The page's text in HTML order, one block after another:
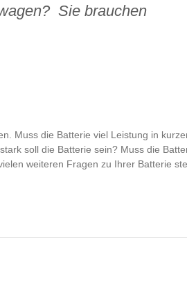
Sie brauchen
Muss die Batterie viel Leistung in
soll die Batterie sein? Muss die
weiteren Fragen zu Ihrer Batterie